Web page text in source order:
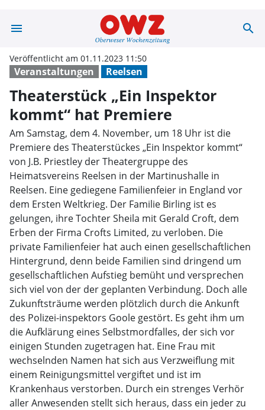
menu Theaterstück search
Veranstaltungen Reelsen
Veröffentlicht am 01.11.2023 11:50
Theaterstück „Ein Inspektor
kommt“ hat Premiere
Am Samstag, dem 4. November, um 18 Uhr ist die
Premiere des Theaterstückes „Ein Inspektor kommt“
von J.B. Priestley der Theatergruppe des
Heimatsvereins Reelsen in der Martinushalle in
Reelsen. Eine gediegene Familienfeier in England vor
dem Ersten Weltkrieg. Der Familie Birling ist es
gelungen, ihre Tochter Sheila mit Gerald Croft, dem
Erben der Firma Crofts Limited, zu verloben. Die
private Familienfeier hat auch einen gesellschaftlichen
Hintergrund, denn beide Familien sind dringend um
gesellschaftlichen Aufstieg bemüht und versprechen
sich viel von der der geplanten Verbindung. Doch alle
Zukunftsträume werden plötzlich durch die Ankunft
des Polizei-inspektors Goole gestört. Es geht ihm um
die Aufklärung eines Selbstmordfalles, der sich vor
einigen Stunden zugetragen hat. Eine Frau mit
wechselnden Namen hat sich aus Verzweiflung mit
einem Reinigungsmittel vergiftet und ist im
Krankenhaus verstorben. Durch ein strenges Verhör
aller Anwesenden stellt sich heraus, dass ein jeder zu